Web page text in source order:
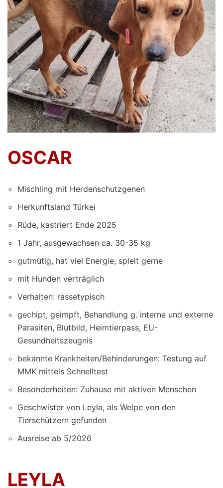
OSCAR
Mischling mit Herdenschutzgenen
Herkunftsland Türkei
Rüde, kastriert Ende 2025
1 Jahr, ausgewachsen ca. 30-35 kg
gutmütig, hat viel Energie, spielt gerne
mit Hunden verträglich
Verhalten: rassetypisch
gechipt, geimpft, Behandlung g. interne und externe
Parasiten, Blutbild, Heimtierpass, EU-
Gesundheitszeugnis
bekannte Krankheiten/Behinderungen: Testung auf
MMK mittels Schnelltest
Besonderheiten: Zuhause mit aktiven Menschen
Geschwister von Leyla, als Welpe von den
Tierschützern gefunden
Ausreise ab 5/2026
LEYLA